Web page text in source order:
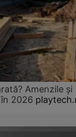
Amenzile și
2026